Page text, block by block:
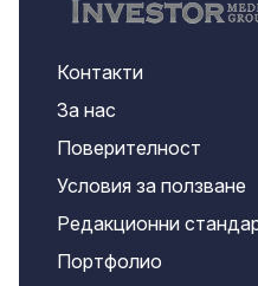
Контакти
За нас
Поверителност
Условия за ползване
Редакционни
Портфолио